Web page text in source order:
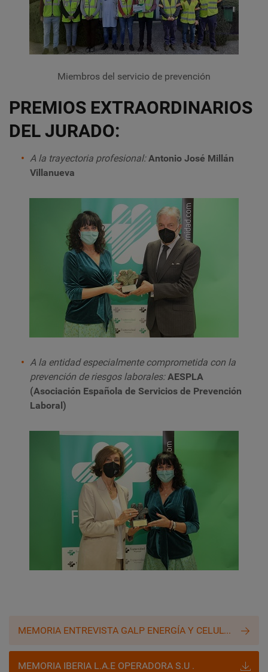
Miembros del servicio de prevención
PREMIOS EXTRAORDINARIOS
DEL JURADO:
A la trayectoria profesional:Antonio José Millán
Villanueva
A la entidad especialmente comprometida con la
prevención de riesgos laborales:AESPLA
(Asociación Española de Servicios de Prevención
Laboral)
MEMORIA ENTREVISTA GALP ENERGÍA Y CELULOSA, S.A.
MEMORIA IBERIA L.A.E OPERADORA S.U .